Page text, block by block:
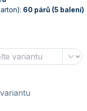
60 párů (5 balení)